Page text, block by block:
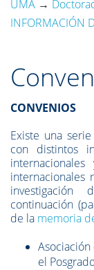
UMA →
INFORMACIÓN
CONVENIOS
Existe una
con distintos
continuación
de la memoria
el